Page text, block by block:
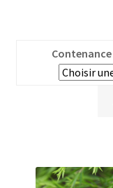
Contenance